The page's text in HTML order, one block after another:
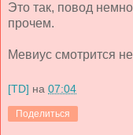
Это так, повод
прочем.
Мевиус смотрится
[TD] на 07:04
Поделиться